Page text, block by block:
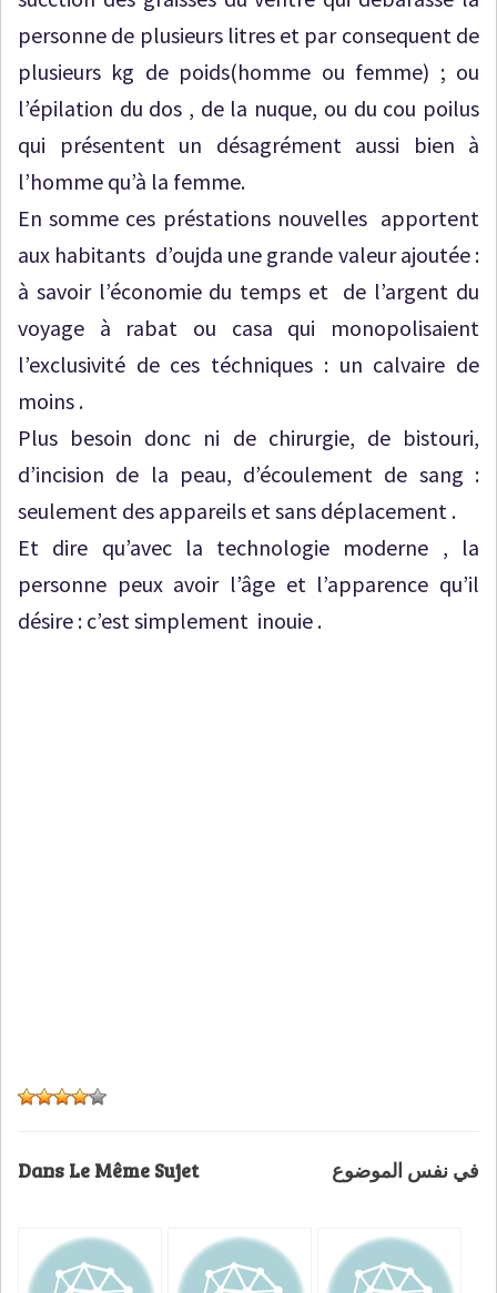
personne de plusieurs litres et par consequent de
plusieurs kg de poids(homme ou femme) ; ou
l’épilation du dos , de la nuque, ou du cou poilus
qui présentent un désagrément aussi bien à
l’homme qu’à la femme.
En somme ces préstations nouvelles apportent
aux habitants d’oujda une grande valeur ajoutée :
à savoir l’économie du temps et de l’argent du
voyage à rabat ou casa qui monopolisaient
l’exclusivité de ces téchniques : un calvaire de
moins .
Plus besoin donc ni de chirurgie, de bistouri,
d’incision de la peau, d’écoulement de sang :
seulement des appareils et sans déplacement .
Et dire qu’avec la technologie moderne , la
personne peux avoir l’âge et l’apparence qu’il
désire : c’est simplement inouie .
Dans Le Même Sujet في نفس الموضوع